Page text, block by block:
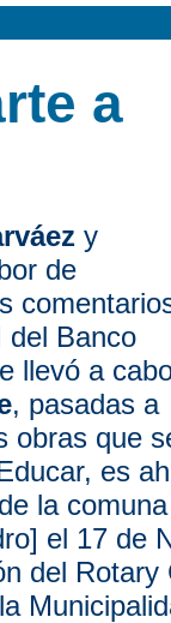
a
y
de
del Banco
llevó a
, pasadas a
obras que
es
la
el 17 de
del Rotary